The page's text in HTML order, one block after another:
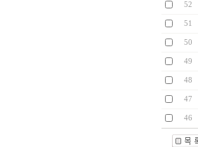
52
51
50
49
48
47
46